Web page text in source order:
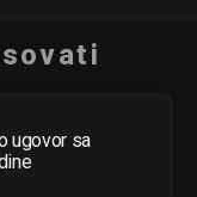
ugovor sa